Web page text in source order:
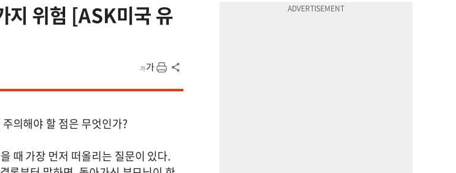
지 위험 [ASK미국 유
의해야 할 점은 무엇인가?
때 가장 먼저 떠올리는 질문이 있다.